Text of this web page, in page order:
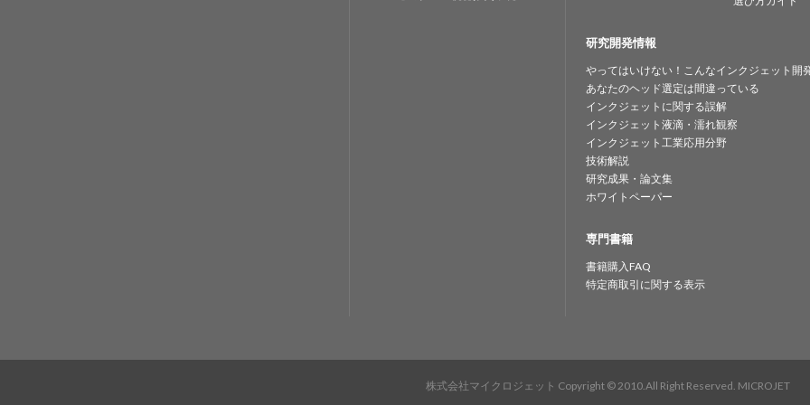
研究開発情報
やってはいけない！こんなインクジェット開
あなたのヘッド選定は間違っている
インクジェットに関する誤解
インクジェット液滴・濡れ観察
インクジェット工業応用分野
技術解説
研究成果・論文集
ホワイトペーパー
専門書籍
書籍購入FAQ
特定商取引に関する表示
株式会社マイクロジェット Copyright © 2010.All Right Reserved. MICROJET